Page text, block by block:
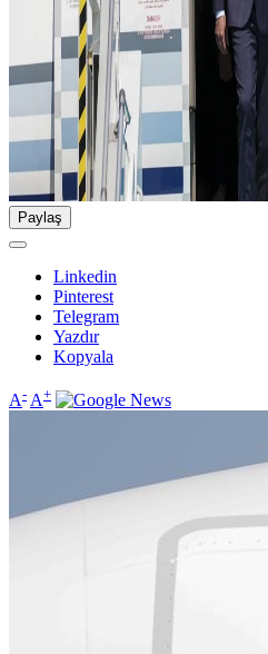
Paylaş
Linkedin
Pinterest
Telegram
Yazdır
Kopyala
A- A+